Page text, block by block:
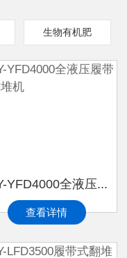
生物有机肥
YFD4000全液压...
查看详情